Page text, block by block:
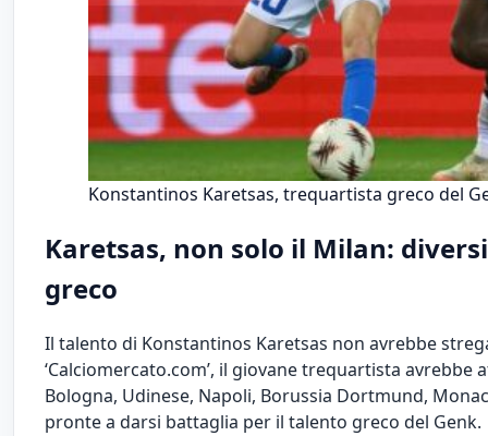
Konstantinos Karetsas, trequartista greco del
Karetsas, non solo il Milan:
greco
Il talento di Konstantinos Karetsas non avrebbe
‘Calciomercato.com’, il giovane trequartista avrebbe
Bologna, Udinese, Napoli, Borussia Dortmund,
pronte a darsi battaglia per il talento greco del Genk.